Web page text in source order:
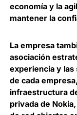
economía y la
mantener la
La empresa
asociación
experiencia y
de cada
infraestructura
privada de